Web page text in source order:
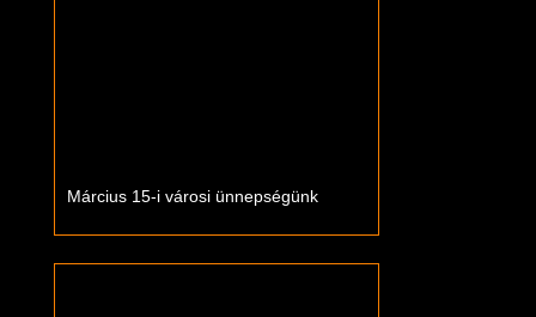
Március 15-i városi ünnepségünk